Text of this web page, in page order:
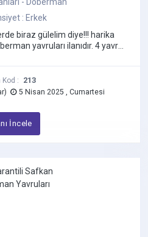
: Erkek
biraz gülelim diye!!! harika
yavruları ilanıdır. 4 yavru
Kod : 213
5 Nisan 2025 , Cumartesi
İncele